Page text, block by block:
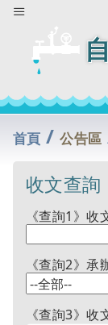
首頁 /公告區
收文查詢
《查詢1》
《查詢2》承
《查詢3》收